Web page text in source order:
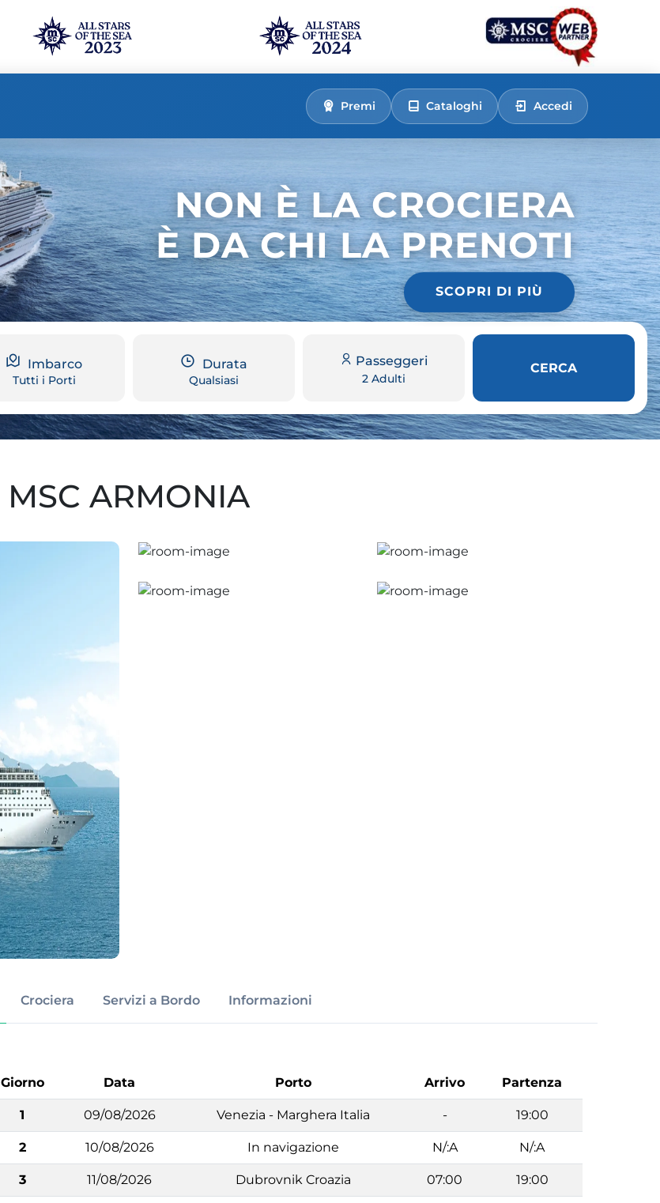
Premi Cataloghi Accedi
NON È LA CROCIERA
È DA CHI LA PRENOTI
SCOPRI DI PIÙ
Imbarco
Tutti i Porti
Durata
Qualsiasi
Passeggeri
2 Adulti
CERCA
MSC ARMONIA
Crociera Servizi a Bordo Informazioni
Giorno Data Porto Arrivo Partenza
1 09/08/2026 Venezia - Marghera Italia - 19:00
2 10/08/2026 In navigazione N/:A N/:A
3 11/08/2026 Dubrovnik Croazia 07:00 19:00